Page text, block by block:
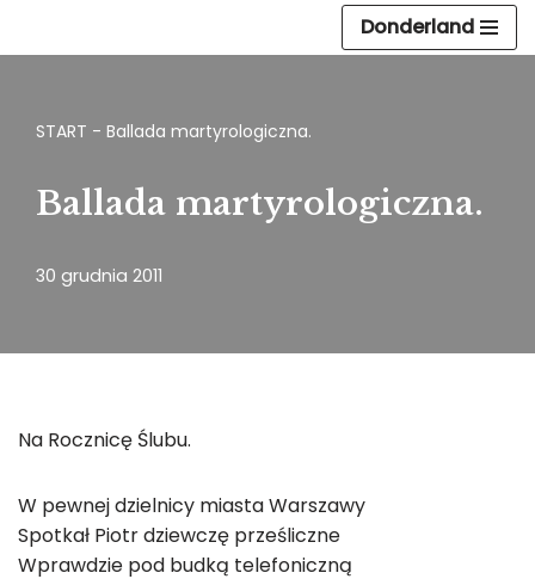
treści
Donderland
START - Ballada martyrologiczna.
Ballada martyrologiczna.
30 grudnia 2011
Na Rocznicę Ślubu.
W pewnej dzielnicy miasta Warszawy
Spotkał Piotr dziewczę prześliczne
Wprawdzie pod budką telefoniczną